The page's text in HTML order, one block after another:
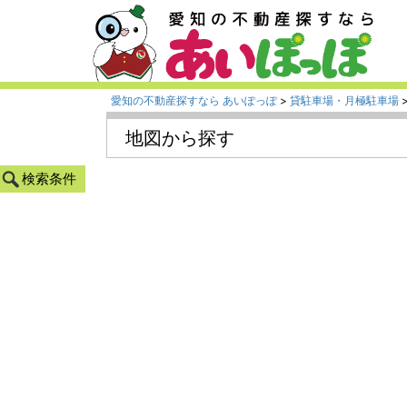
愛知の不動産探すなら あいぽっぽ> 貸駐車場・月極駐車場
地図から探す
検索条件